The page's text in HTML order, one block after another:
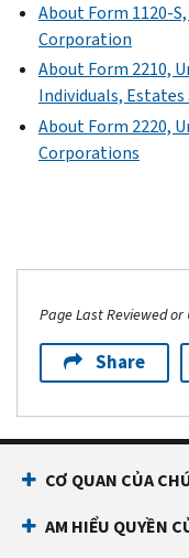
About Form 1120-
Corporation
About Form 2210,
Individuals, Estates
About Form 2220,
Corporations
Page Last Reviewed
Share
CƠ QUAN CỦA
AM HIỂU QUYỀN